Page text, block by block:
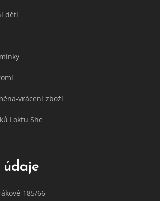
dětí
vrácení zboží
Loktu She
185/66